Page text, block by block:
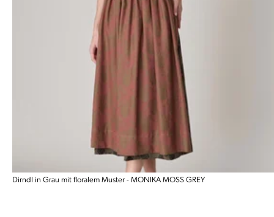
Dirndl in Grau mit floralem Muster - MONIKA MOSS GREY